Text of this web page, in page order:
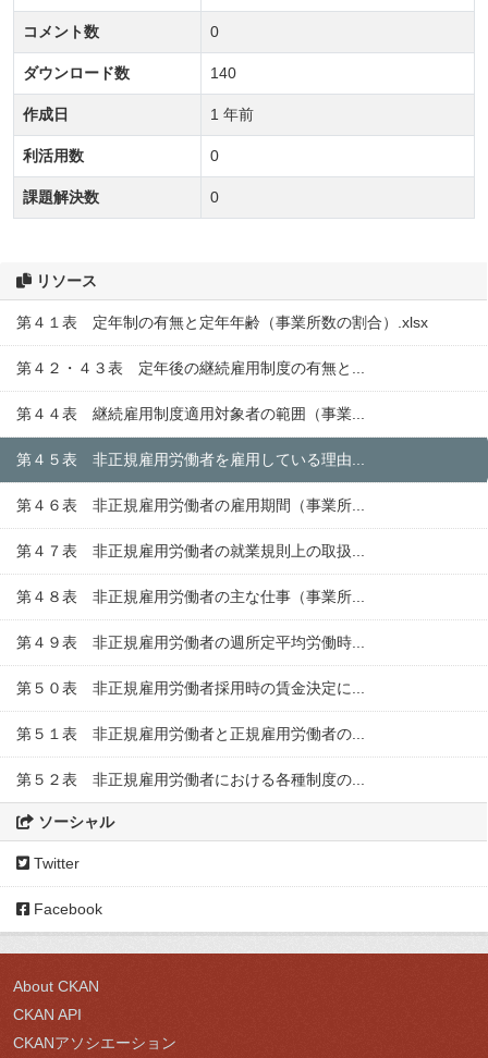
リソース
第４１表 定年制の有無と定年年齢（事業所数の割合）.xlsx
第４２・４３表 定年後の継続雇用制度の有無と...
第４４表 継続雇用制度適用対象者の範囲（事業...
第４５表 非正規雇用労働者を雇用している理由...
第４６表 非正規雇用労働者の雇用期間（事業所...
第４７表 非正規雇用労働者の就業規則上の取扱...
第４８表 非正規雇用労働者の主な仕事（事業所...
第４９表 非正規雇用労働者の週所定平均労働時...
第５０表 非正規雇用労働者採用時の賃金決定に...
第５１表 非正規雇用労働者と正規雇用労働者の...
第５２表 非正規雇用労働者における各種制度の...
ソーシャル
Twitter
Facebook
コメント数 0
ダウンロード数 140
作成日 1 年前
利活用数 0
課題解決数 0
About CKAN
CKAN API
CKANアソシエーション